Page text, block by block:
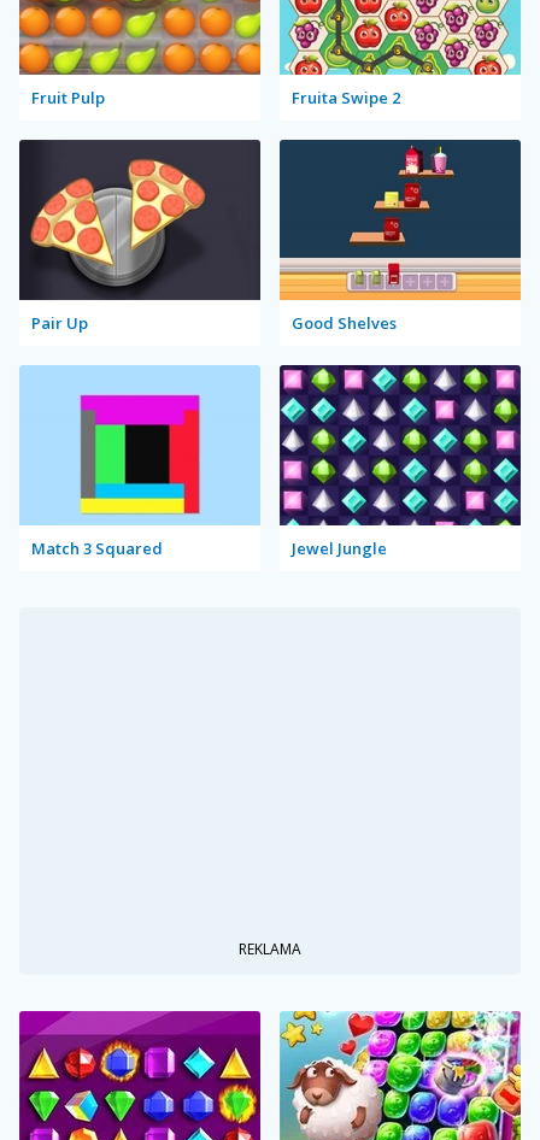
Fruit Pulp Fruita Swipe 2
Pair Up Good Shelves
Match 3 Squared Jewel Jungle
REKLAMA